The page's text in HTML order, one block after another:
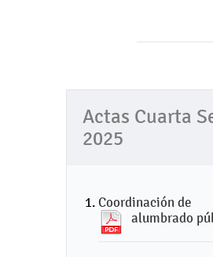
Actas Cuarta
2025
Coordinación de
alumbrado